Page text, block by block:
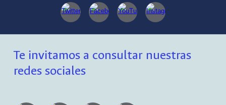
Te invitamos a consultar nuestras
redes sociales